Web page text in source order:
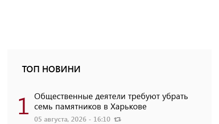
ТОП НОВИНИ
1 Общественные деятели требуют убрать
семь памятников в Харькове
05 августа, 2026 - 16:10